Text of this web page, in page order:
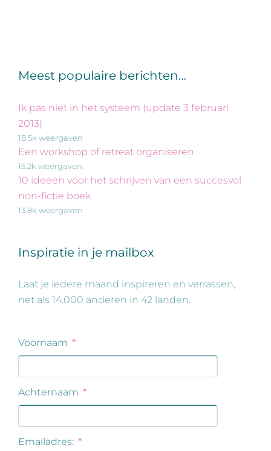
Meest populaire berichten…
Ik pas niet in het systeem (update 3 februari
2013)
18.5k weergaven
Een workshop of retreat organiseren
15.2k weergaven
10 ideeën voor het schrijven van een succesvol
non-fictie boek
13.8k weergaven
Inspiratie in je mailbox
Laat je iedere maand inspireren en verrassen,
net als 14.000 anderen in 42 landen.